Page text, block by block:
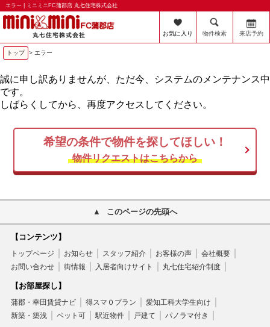
エラー | ミニミニFC蒲郡店 丸七住宅株式会社
お気に入り 物件検索 来店予約
トップ > エラー
誠に申し訳ありませんが、ただ今、システムのメンテナンス中
です。
しばらくしてから、再度アクセスしてください。
希望の条件で物件を探してほしい！
物件リクエストはこちらから
このページの先頭へ
【コンテンツ】
トップページ お知らせ スタッフ紹介 お客様の声
会社概要
お問い合わせ
街情報 入居者向けサイト 丸七住宅紹介制度
【お部屋探し】
蒲郡・幸田賃貸ナビ 得スマ０プラン
愛知工科大学生向け
新築・築浅
ペット可 駅近物件 戸建て パノラマ付き